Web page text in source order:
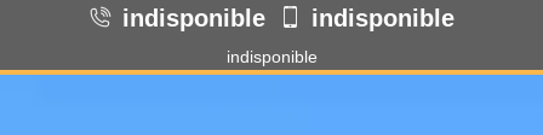
indisponible indisponible
indisponible